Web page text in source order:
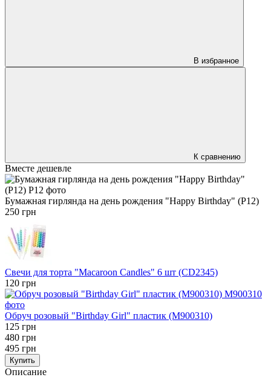
В избранное
К сравнению
Вместе дешевле
Бумажная гирлянда на день рождения "Happy Birthday" (P12)
250 грн
Свечи для торта "Macaroon Candles" 6 шт (CD2345)
120 грн
Обруч розовый "Birthday Girl" пластик (M900310)
125 грн
480 грн
495 грн
Купить
Описание